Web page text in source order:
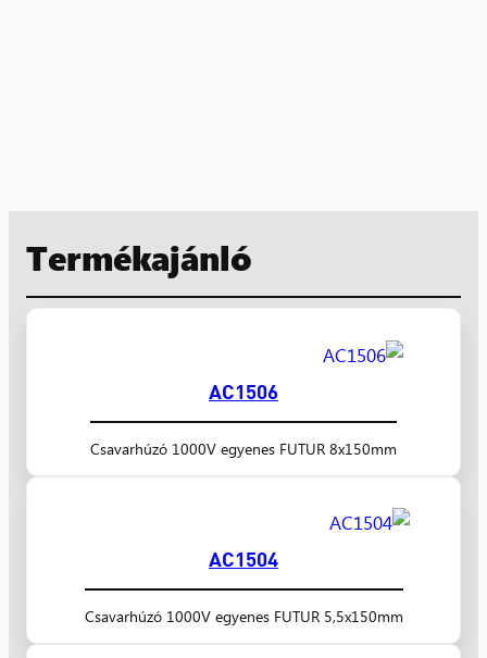
Termékajánló
AC1506
Csavarhúzó 1000V egyenes FUTUR 8x150mm
AC1504
Csavarhúzó 1000V egyenes FUTUR 5,5x150mm